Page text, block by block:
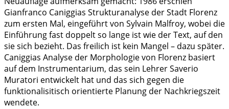
Gianfranco Caniggias Strukturanalyse der Stadt Florenz
zum ersten Mal, eingeführt von Sylvain Malfroy, wobei die
Einführung fast doppelt so lange ist wie der Text, auf den
sie sich bezieht. Das freilich ist kein Mangel – dazu später.
Caniggias Analyse der Morphologie von Florenz basiert
auf dem Instrumentarium, das sein Lehrer Saverio
Muratori entwickelt hat und das sich gegen die
funktionalisitisch orientierte Planung der Nachkriegszeit
wendete.